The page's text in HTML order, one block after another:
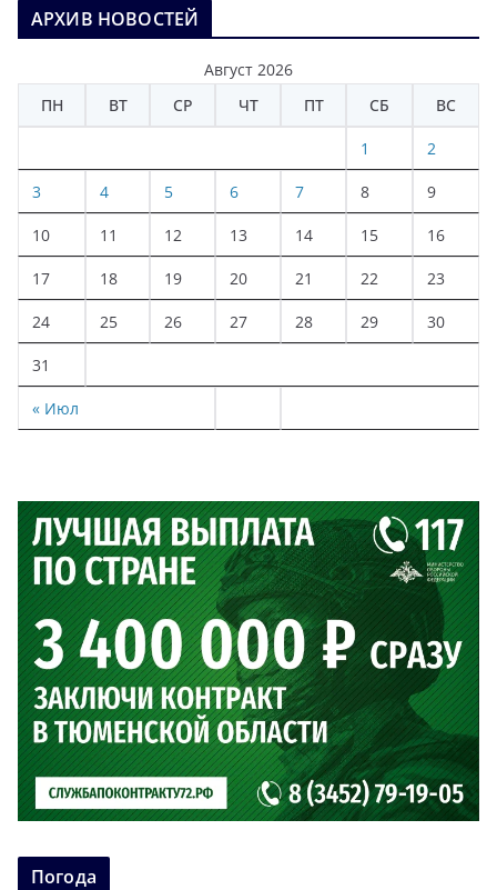
АРХИВ НОВОСТЕЙ
Август 2026
ПН
ВТ СР ЧТ ПТ СБ ВС
« Июл
1 2
3 4 5 6 7 8 9
10 11 12 13 14 15 16
17 18 19 20 21 22 23
24 25 26 27 28 29 30
31
Погода